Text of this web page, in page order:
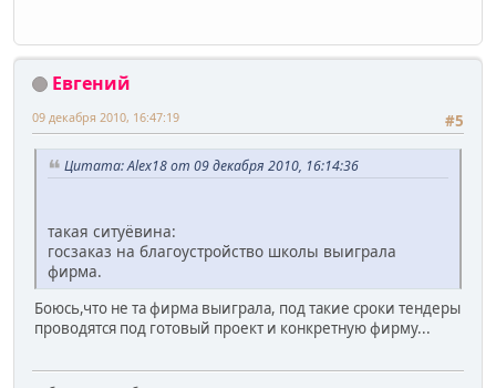
Евгений
#5
09 декабря 2010, 16:47:19
Цитата: Alex18 от 09 декабря 2010, 16:14:36
такая ситуёвина:
госзаказ на благоустройство школы выиграла
фирма.
Боюсь,что не та фирма выиграла, под такие сроки тендеры
проводятся под готовый проект и конкретную фирму...